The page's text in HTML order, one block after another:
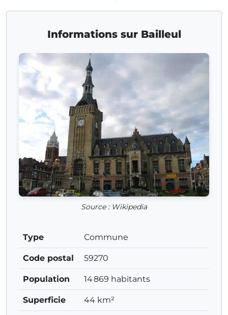
Informations sur Bailleul
Source : Wikipedia
Type Commune
Code postal 59270
Population 14 869 habitants
Superficie 44 km²